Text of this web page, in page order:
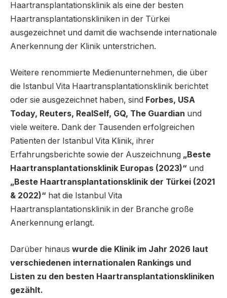
Haartransplantationsklinik als eine der besten
Haartransplantationskliniken in der Türkei
ausgezeichnet und damit die wachsende internationale
Anerkennung der Klinik unterstrichen.
Weitere renommierte Medienunternehmen, die über
die Istanbul Vita Haartransplantationsklinik berichtet
oder sie ausgezeichnet haben, sind Forbes, USA
Today, Reuters, RealSelf, GQ, The Guardian und
viele weitere. Dank der Tausenden erfolgreichen
Patienten der Istanbul Vita Klinik, ihrer
Erfahrungsberichte sowie der Auszeichnung „Beste
Haartransplantationsklinik Europas (2023)“ und
„Beste Haartransplantationsklinik der Türkei (2021
& 2022)“ hat die Istanbul Vita
Haartransplantationsklinik in der Branche große
Anerkennung erlangt.
Darüber hinaus wurde die Klinik im Jahr 2026 laut
verschiedenen internationalen Rankings und
Listen zu den besten Haartransplantationskliniken
gezählt.